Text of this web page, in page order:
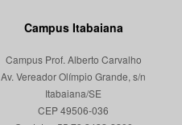
Campus Itabaiana
Campus Prof. Alberto Carvalho
Av. Vereador Olímpio Grande, s/n
Itabaiana/SE
CEP 49506-036